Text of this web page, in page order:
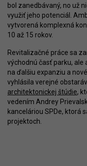
bol zanedbávaný, no už
využiť jeho potenciál.
vytvorená komplexná
10 až 15 rokov.
Revitalizačné práce sa
východnú časť parku, ale
na ďalšiu expanziu a
vyhlásila verejné
architektonickej štúdie,
vedením Andrey
kanceláriou SPDe, ktorá
projektoch.